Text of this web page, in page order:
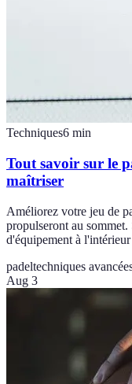
Techniques6 min
Tout savoir sur le
maîtriser
Améliorez votre jeu de
propulseront au
d'équipement à
padeltechniques
Aug 3